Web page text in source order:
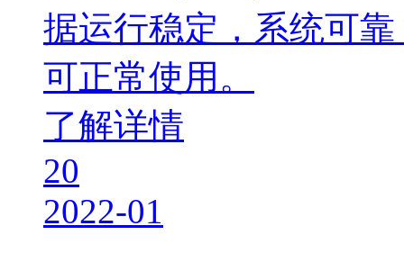
据运行稳定，系统可
可正常使用。
了解详情
20
2022-01